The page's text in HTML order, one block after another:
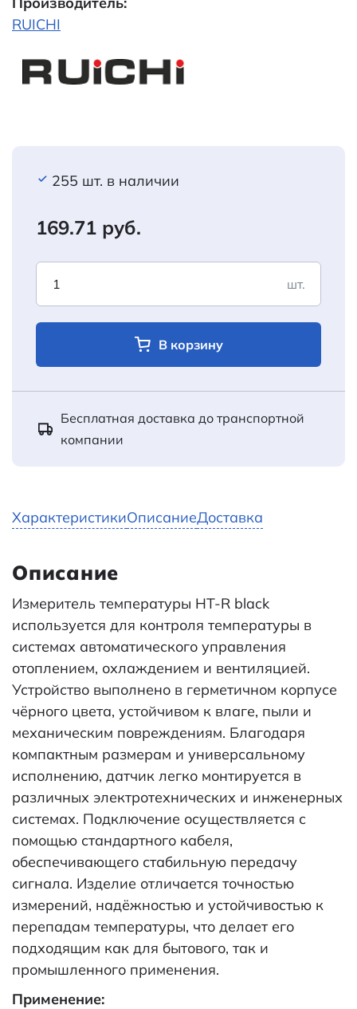
RUICHI
255 шт. в наличии
169.71 руб.
шт.
В корзину
Бесплатная доставка до транспортной
компании
ХарактеристикиОписаниеДоставка
Описание
Измеритель температуры HT-R black
используется для контроля температуры в
системах автоматического управления
отоплением, охлаждением и вентиляцией.
Устройство выполнено в герметичном корпусе
чёрного цвета, устойчивом к влаге, пыли и
механическим повреждениям. Благодаря
компактным размерам и универсальному
исполнению, датчик легко монтируется в
различных электротехнических и инженерных
системах. Подключение осуществляется с
помощью стандартного кабеля,
обеспечивающего стабильную передачу
сигнала. Изделие отличается точностью
измерений, надёжностью и устойчивостью к
перепадам температуры, что делает его
подходящим как для бытового, так и
промышленного применения.
Применение: